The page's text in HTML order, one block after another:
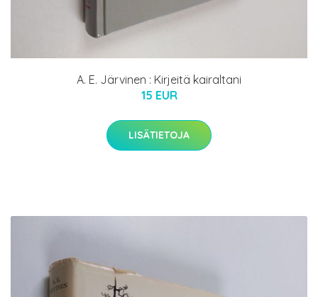
A. E. Järvinen : Kirjeitä kairaltani
15 EUR
LISÄTIETOJA